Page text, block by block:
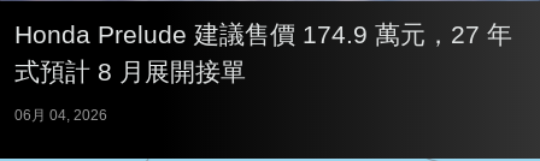
Honda Prelude 建議售價 174.9 萬元，27 年
式預計 8 月展開接單
06月 04, 2026